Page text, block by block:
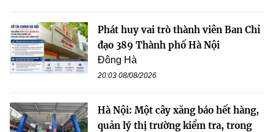
Phát huy vai trò thành viên Ban Chỉ
đạo 389 Thành phố Hà Nội
Đông Hà
20:03 08/08/2026
Hà Nội: Một cây xăng báo hết hàng,
quản lý thị trường kiểm tra, trong